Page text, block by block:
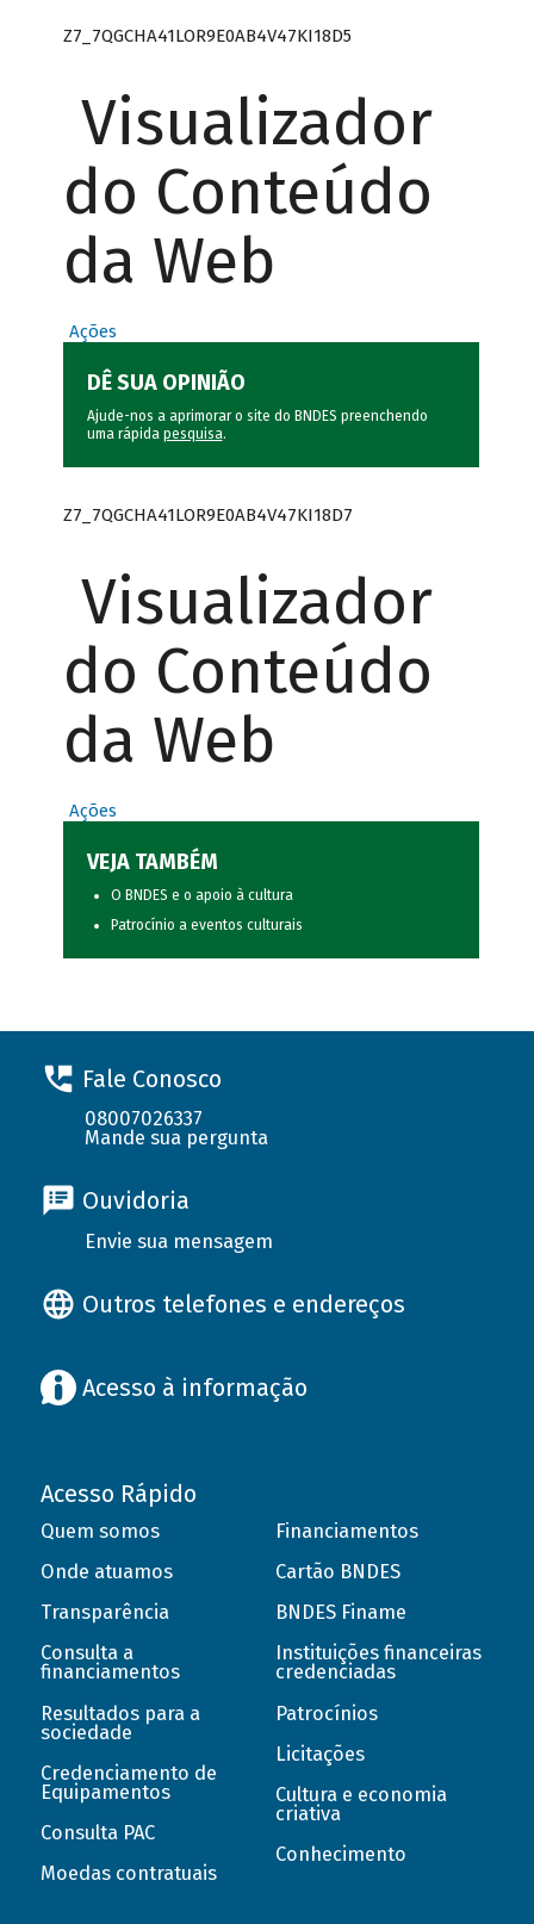
Z7_7QGCHA41LOR9E0AB4V47KI18D5
Visualizador
do Conteúdo
da Web
Ações
DÊ SUA OPINIÃO
Ajude-nos a aprimorar o site do BNDES preenchendo
uma rápida pesquisa.
Z7_7QGCHA41LOR9E0AB4V47KI18D7
Visualizador
do Conteúdo
da Web
Ações
VEJA TAMBÉM
O BNDES e o apoio à cultura
Patrocínio a eventos culturais
Fale Conosco
08007026337
Mande sua pergunta
Ouvidoria
Envie sua mensagem
Outros telefones e endereços
Acesso à informação
Acesso Rápido
Quem somos
Onde atuamos
Transparência
Consulta a
financiamentos
Resultados para a
sociedade
Credenciamento de
Equipamentos
Consulta PAC
Moedas contratuais
Financiamentos
Cartão BNDES
BNDES Finame
Instituições financeiras
credenciadas
Patrocínios
Licitações
Cultura e economia
criativa
Conhecimento